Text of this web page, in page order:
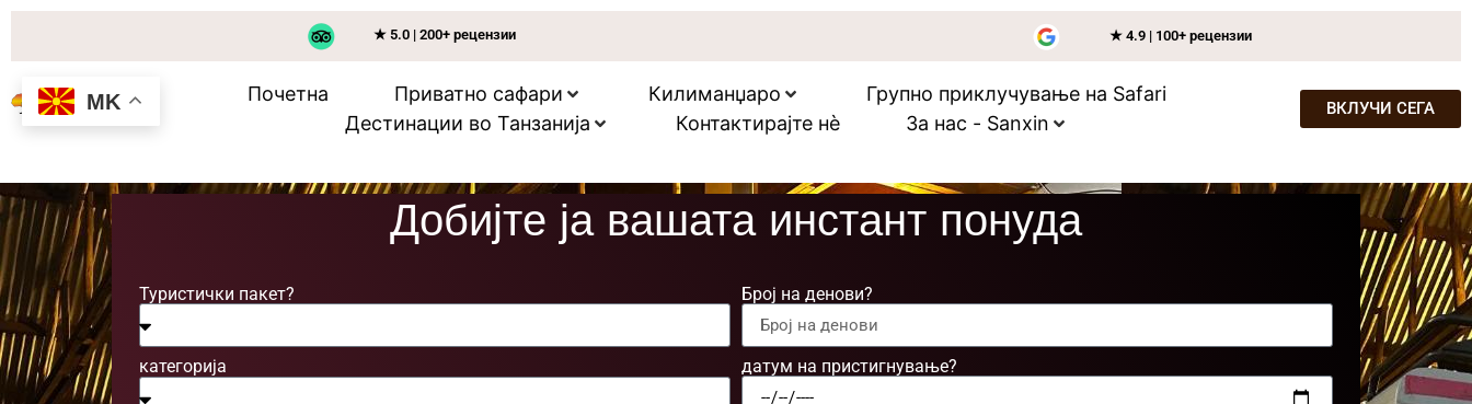
★ 5.0 | 200+ рецензии ★ 4.9 | 100+ рецензии
Почетна Приватно сафари Килиманџаро
Групно приклучување на Safari
Дестинации во Танзанија
Контактирајте нѐ За нас - Sanxin
ВКЛУЧИ СЕГА
Добијте ја вашата инстант понуда
Туристички пакет? Број на денови?
категорија датум на пристигнување?
MK